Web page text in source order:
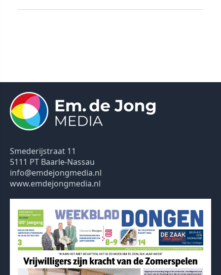
Smederijstraat 11
5111 PT Baarle-Nassau
info@emdejongmedia.nl
www.emdejongmedia.nl